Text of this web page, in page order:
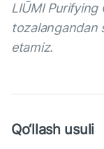
LIŪMI Purifying
tozalangandan
etamiz.
Qo‘llash usuli